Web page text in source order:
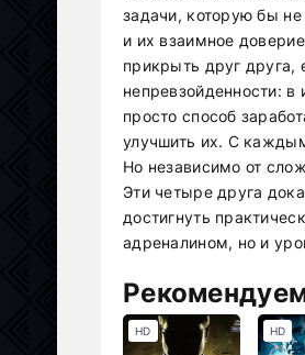
задачи, которую бы
и их взаимное
прикрыть друг друга,
непревзойденности:
просто способ
улучшить их. С
Но независимо от
Эти четыре друга
достигнуть
адреналином, но и
HD HD